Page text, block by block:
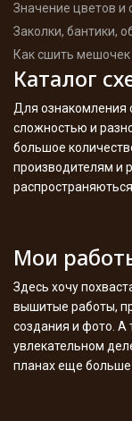
Значение цветов и
Заколки, бантики,
Как сшить
Каталог
Для ознакомления
сложностью и
большое
производителям и
Мои
Здесь хочу
вышитые работы,
создания и фото.
увлекательном
планах еще больше